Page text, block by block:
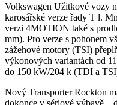
Volkswagen Užitkové vozy
karosářské verze řady T l.
verzi 4MOTION také s
mm). Pro verze s pohonem
zážehové motory (TSI)
výkonových variantách od
do 150 kW/204 k (TDI a
Nový Transporter Rockton
dokonce v sériové výbavě –